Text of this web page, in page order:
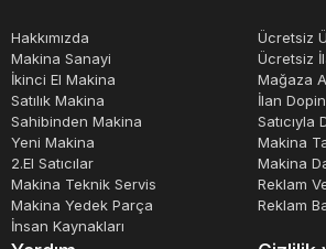
Hakkımızda
Makina Sanayi
İkinci El Makina
Satılık Makina
Sahibinden Makina
Yeni Makina
2.El Satıcılar
Makina Teknik Servis
Makina Yedek Parça
İnsan Kaynakları
Ücretsiz
Ücretsiz
Mağaza
İlan
Satıcıyla
Makina
Makina
Reklam
Reklam